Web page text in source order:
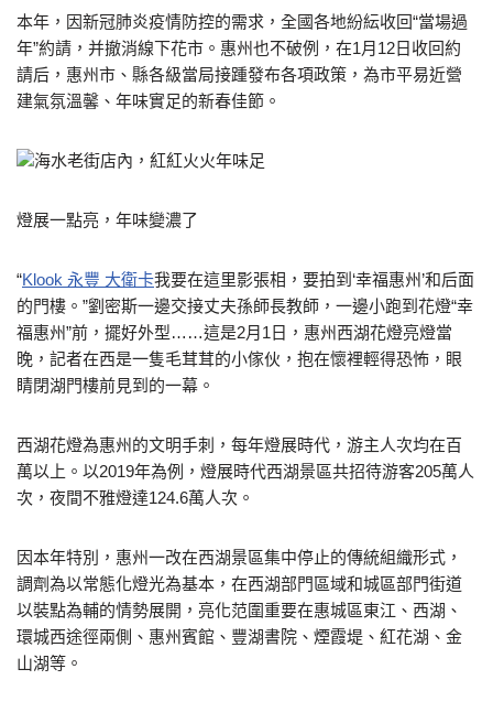
本年，因新冠肺炎疫情防控的需求，全國各地紛紜收回“當場過
年”約請，并撤消線下花市。惠州也不破例，在1月12日收回約
請后，惠州市、縣各級當局接踵發布各項政策，為市平易近營
建氣氛溫馨、年味實足的新春佳節。
海水老街店內，紅紅火火年味足
燈展一點亮，年味變濃了
“Klook 永豐 大衛卡我要在這里影張相，要拍到‘幸福惠州’和后面
的門樓。”劉密斯一邊交接丈夫孫師長教師，一邊小跑到花燈“幸
福惠州”前，擺好外型……這是2月1日，惠州西湖花燈亮燈當
晚，記者在西是一隻毛茸茸的小傢伙，抱在懷裡輕得恐怖，眼
睛閉湖門樓前見到的一幕。
西湖花燈為惠州的文明手刺，每年燈展時代，游主人次均在百
萬以上。以2019年為例，燈展時代西湖景區共招待游客205萬人
次，夜間不雅燈達124.6萬人次。
因本年特別，惠州一改在西湖景區集中停止的傳統組織形式，
調劑為以常態化燈光為基本，在西湖部門區域和城區部門街道
以裝點為輔的情勢展開，亮化范圍重要在惠城區東江、西湖、
環城西途徑兩側、惠州賓館、豐湖書院、煙霞堤、紅花湖、金
山湖等。